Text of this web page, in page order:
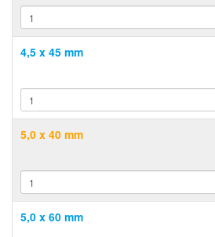
4,5 x 45 mm
5,0 x 40 mm
5,0 x 60 mm